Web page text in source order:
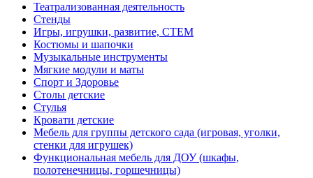
Театрализованная деятельность
Стенды
Игры, игрушки, развитие, СТЕМ
Костюмы и шапочки
Музыкальные инструменты
Мягкие модули и маты
Спорт и Здоровье
Столы детские
Стулья
Кровати детские
Мебель для группы детского сада (игровая, уголки,
стенки для игрушек)
Функциональная мебель для ДОУ (шкафы,
полотенечницы, горшечницы)